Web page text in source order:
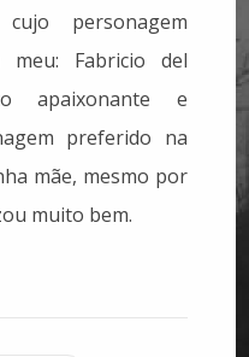
personagem
Fabricio del
apaixonante e
preferido na
mãe, mesmo por
muito bem.